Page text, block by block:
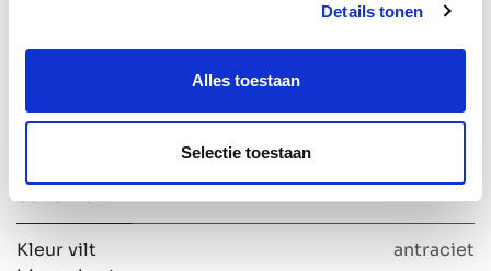
Details tonen
Alles toestaan
Selectie toestaan
buitenkant
Kleur vilt
antraciet